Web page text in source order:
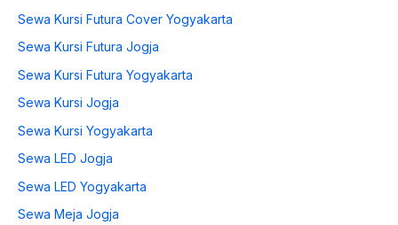
Sewa Kursi Futura Cover Yogyakarta
Sewa Kursi Futura Jogja
Sewa Kursi Futura Yogyakarta
Sewa Kursi Jogja
Sewa Kursi Yogyakarta
Sewa LED Jogja
Sewa LED Yogyakarta
Sewa Meja Jogja